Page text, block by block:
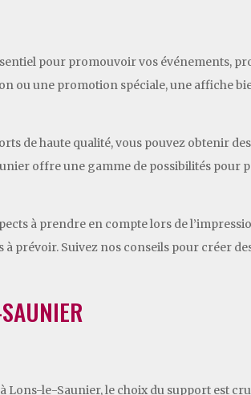
pour promouvoir vos événements,
ou une promotion spéciale, une affiche
de haute qualité, vous pouvez obtenir
offre une gamme de possibilités pour
à prendre en compte lors de
à prévoir. Suivez nos conseils pour créer
Lons-le-Saunier, le choix du support est